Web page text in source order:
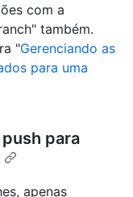
com a
também.
"Gerenciando as
para uma
para
apenas